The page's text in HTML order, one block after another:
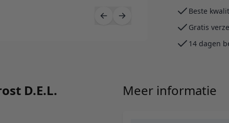
Beste
Gratis
14 dagen
D.E.L. Meer informatie